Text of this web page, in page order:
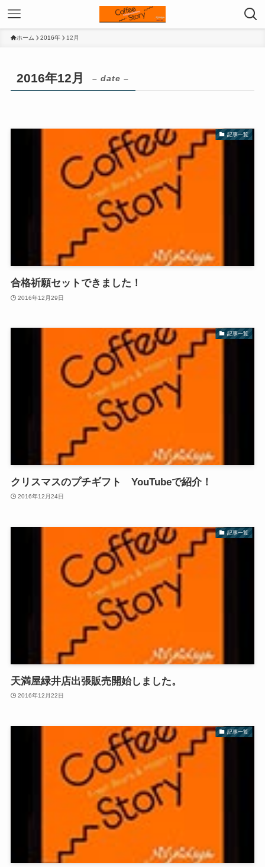
ホーム 2016年 12月
2016年12月 – date –
記事一覧
合格祈願セットできました！
2016年12月29日
記事一覧
クリスマスのプチギフト YouTubeで紹介！
2016年12月24日
記事一覧
天満屋緑井店出張販売開始しました。
2016年12月22日
記事一覧